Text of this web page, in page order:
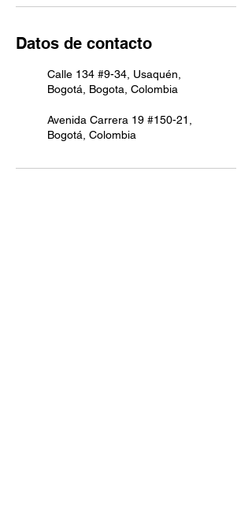
Datos de contacto
Calle 134 #9-34, Usaquén,
Bogotá, Bogota, Colombia
Avenida Carrera 19 #150-21,
Bogotá, Colombia